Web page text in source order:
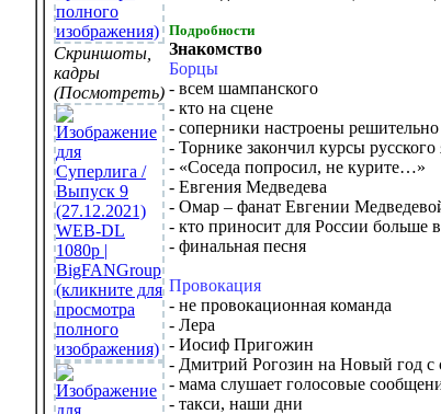
Скриншоты,
кадры
(Посмотреть)
Подробности
Знакомство
Борцы
- всем шампанского
- кто на сцене
- соперники настроены решительно
- Торнике закончил курсы русского
- «Соседа попросил, не курите…»
- Евгения Медведева
- Омар – фанат Евгении
- кто приносит для России больше
- финальная песня
Провокация
- не провокационная команда
- Лера
- Иосиф Пригожин
- Дмитрий Рогозин на Новый год с
- мама слушает голосовые
- такси, наши дни